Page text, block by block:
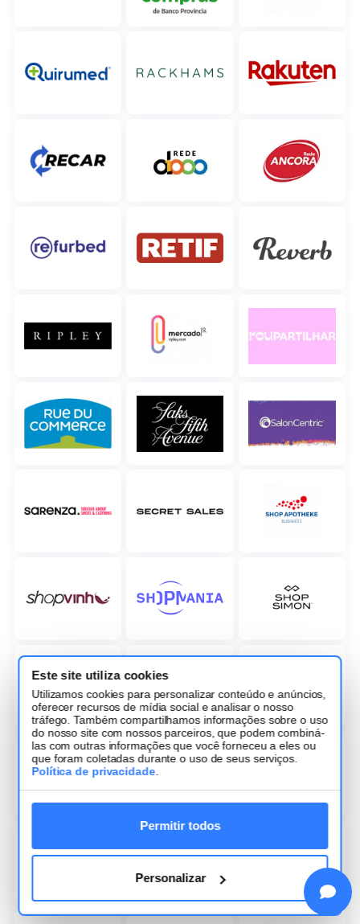
Este site utiliza cookies
Utilizamos cookies para personalizar conteúdo e anúncios,
oferecer recursos de mídia social e analisar o nosso
tráfego. Também compartilhamos informações sobre o uso
do nosso site com nossos parceiros, que podem combiná-
las com outras informações que você forneceu a eles ou
que foram coletadas durante o uso de seus serviços.
Política de privacidade
Permitir todos
Personalizar